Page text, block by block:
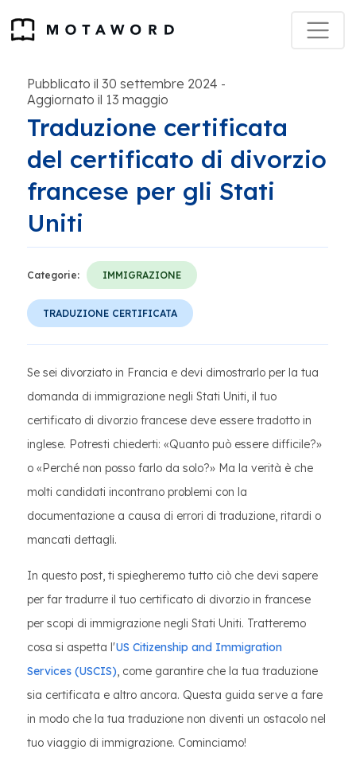
Pubblicato il 30 settembre 2024 -
Aggiornato il 13 maggio
Traduzione certificata
del certificato di divorzio
francese per gli Stati
Uniti
Categorie: IMMIGRAZIONE
TRADUZIONE CERTIFICATA
Se sei divorziato in Francia e devi dimostrarlo per la tua
domanda di immigrazione negli Stati Uniti, il tuo
certificato di divorzio francese deve essere tradotto in
inglese. Potresti chiederti: «Quanto può essere difficile?»
o «Perché non posso farlo da solo?» Ma la verità è che
molti candidati incontrano problemi con la
documentazione a causa di errori di traduzione, ritardi o
mancati dettagli.
In questo post, ti spiegheremo tutto ciò che devi sapere
per far tradurre il tuo certificato di divorzio in francese
per scopi di immigrazione negli Stati Uniti. Tratteremo
cosa si aspetta l'US Citizenship and Immigration
Services (USCIS), come garantire che la tua traduzione
sia certificata e altro ancora. Questa guida serve a fare
in modo che la tua traduzione non diventi un ostacolo nel
tuo viaggio di immigrazione. Cominciamo!